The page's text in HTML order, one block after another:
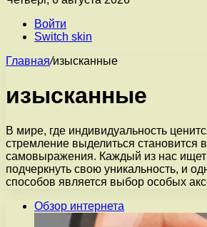
Войти
Switch skin
Главная/изысканные
изысканные
В мире, где индивидуальность
стремление выделиться становится
самовыражения. Каждый из нас
подчеркнуть свою уникальность, и
способов является выбор особых
Обзор интернета